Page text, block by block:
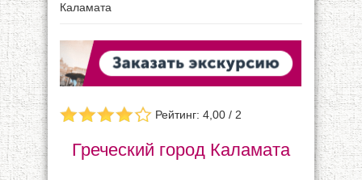
Каламата
Рейтинг: 4,00 / 2
Греческий город Каламата